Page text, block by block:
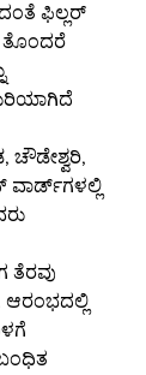
ಫಿಲ್ಲರ್
ತೊಂದರೆ
ಚೌಡೇಶ್ವರಿ,
ತೆರವು
ಆರಂಭದಲ್ಲಿ